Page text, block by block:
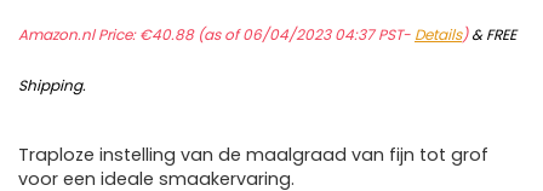
Amazon.nl Price:€40.88(as of 06/04/2023 04:37 PST- Details)&FREE
Shipping.
Traploze instelling van de maalgraad van fijn tot grof
voor een ideale smaakervaring.